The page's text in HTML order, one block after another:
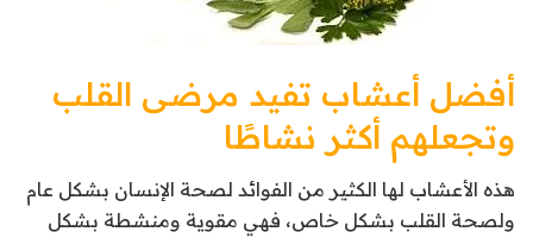
أفضل أعشاب تفيد مرضى القلب
وتجعلهم أكثر نشاطًا
هذه الأعشاب لها الكثير من الفوائد لصحة الإنسان بشكل عام
ولصحة القلب بشكل خاص، فهي مقوية ومنشطة بشكل